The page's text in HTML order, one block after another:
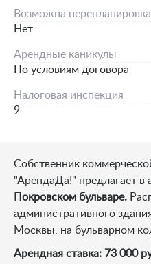
Возможна перепланировка
Нет
Арендные каникулы
По условиям договора
Налоговая инспекция
9
Собственник
"АрендаДа!" предлагает в
Покровском бульваре.
административного
Москвы, на бульварном
Арендная ставка: 73 000